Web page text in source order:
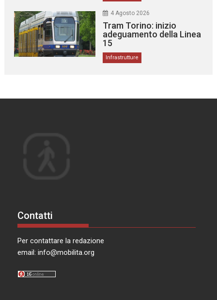
4 Agosto 2026
Tram Torino: inizio
adeguamento della Linea
15
Infrastrutture
Contatti
Per contattare la redazione
email:info@mobilita.org